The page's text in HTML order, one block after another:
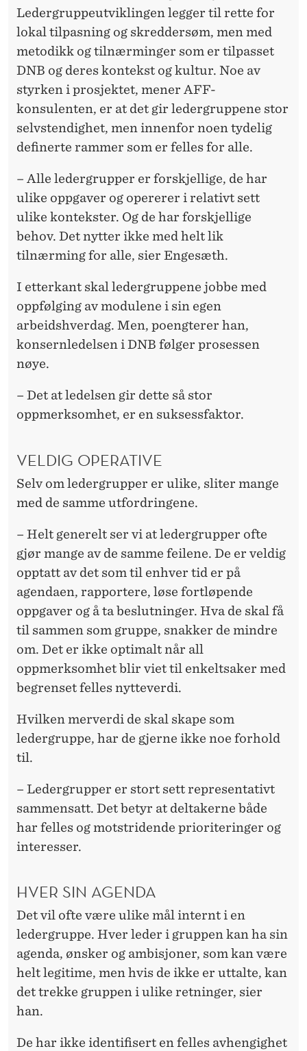
Ledergruppeutviklingen legger til rette for
lokal tilpasning og skreddersøm, men med
metodikk og tilnærminger som er tilpasset
DNB og deres kontekst og kultur. Noe av
styrken i prosjektet, mener AFF-
konsulenten, er at det gir ledergruppene stor
selvstendighet, men innenfor noen tydelig
definerte rammer som er felles for alle.
– Alle ledergrupper er forskjellige, de har
ulike oppgaver og opererer i relativt sett
ulike kontekster. Og de har forskjellige
behov. Det nytter ikke med helt lik
tilnærming for alle, sier Engesæth.
I etterkant skal ledergruppene jobbe med
oppfølging av modulene i sin egen
arbeidshverdag. Men, poengterer han,
konsernledelsen i DNB følger prosessen
nøye.
– Det at ledelsen gir dette så stor
oppmerksomhet, er en suksessfaktor.
VELDIG OPERATIVE
Selv om ledergrupper er ulike, sliter mange
med de samme utfordringene.
– Helt generelt ser vi at ledergrupper ofte
gjør mange av de samme feilene. De er veldig
opptatt av det som til enhver tid er på
agendaen, rapportere, løse fortløpende
oppgaver og å ta beslutninger. Hva de skal få
til sammen som gruppe, snakker de mindre
om. Det er ikke optimalt når all
oppmerksomhet blir viet til enkeltsaker med
begrenset felles nytteverdi.
Hvilken merverdi de skal skape som
ledergruppe, har de gjerne ikke noe forhold
til.
– Ledergrupper er stort sett representativt
sammensatt. Det betyr at deltakerne både
har felles og motstridende prioriteringer og
interesser.
HVER SIN AGENDA
Det vil ofte være ulike mål internt i en
ledergruppe. Hver leder i gruppen kan ha sin
agenda, ønsker og ambisjoner, som kan være
helt legitime, men hvis de ikke er uttalte, kan
det trekke gruppen i ulike retninger, sier
han.
De har ikke identifisert en felles avhengighet